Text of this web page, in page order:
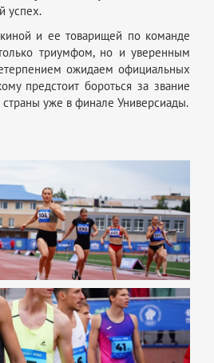
успех.
и ее товарищей по команде
триумфом, но и уверенным
ожидаем официальных
предстоит бороться за звание
уже в финале Универсиады.